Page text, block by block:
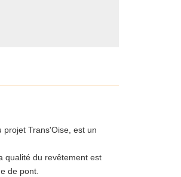
projet Trans'Oise, est un
qualité du revêtement est
de pont.